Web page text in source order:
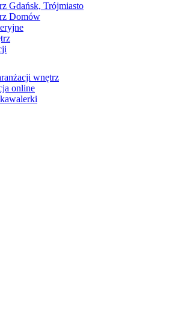
Gdańsk, Trójmiasto
Domów
wnętrz
online